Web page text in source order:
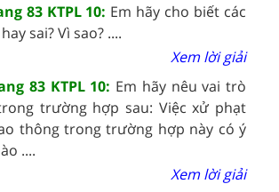
83 KTPL 10: Em hãy cho biết các
sai? Vì sao? ....
Xem lời giải
83 KTPL 10: Em hãy nêu vai trò
trường hợp sau: Việc xử phạt
thông trong trường hợp này có ý
....
Xem lời giải